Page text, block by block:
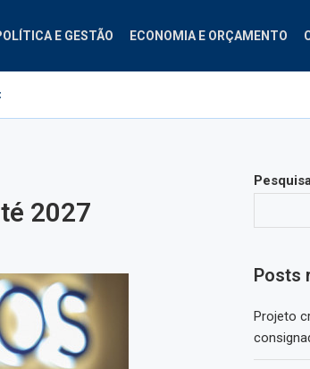
E GESTÃO ECONOMIA E ORÇAMENTO
2027
Posts
Projeto